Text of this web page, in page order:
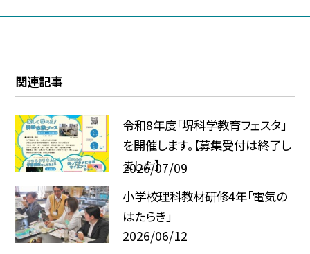
関連記事
令和8年度「堺科学教育フェスタ」
を開催します。【募集受付は終了し
ました】
2026/07/09
小学校理科教材研修4年「電気の
はたらき」
2026/06/12